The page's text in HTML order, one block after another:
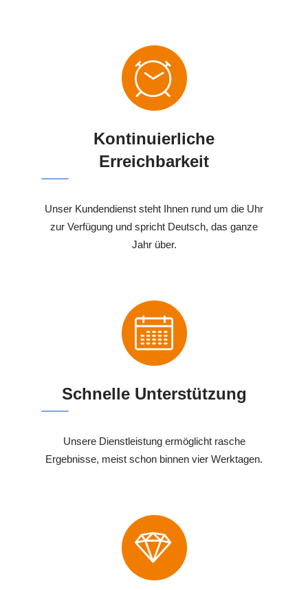
Kontinuierliche
Erreichbarkeit
Unser Kundendienst steht Ihnen rund um die Uhr
zur Verfügung und spricht Deutsch, das ganze
Jahr über.
Schnelle Unterstützung
Unsere Dienstleistung ermöglicht rasche
Ergebnisse, meist schon binnen vier Werktagen.